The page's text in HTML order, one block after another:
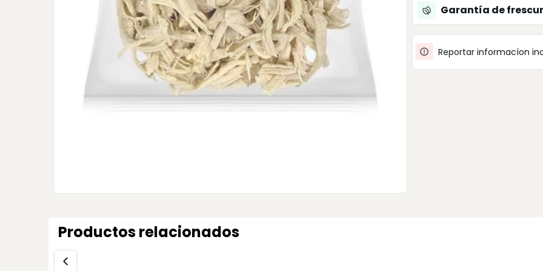
Garantía de
Reportar informacíon
Productos relacionados